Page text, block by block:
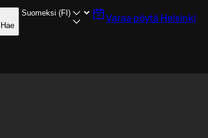
Hae
Varaa pöytä Helsinki